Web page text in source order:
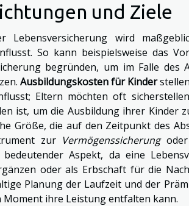
und Ziele
Lebensversicherung wird
So kann beispielsweise das
begründen, um im Falle des
Ausbildungskosten für Kinder
Eltern möchten oft
ist, um die Ausbildung ihrer Kinder
Größe, die auf den Zeitpunkt des
zur Vermögenssicherungoder
Aspekt, da eine
oder als Erbschaft für die
Planung der Laufzeit und der
ihre Leistung entfalten kann.